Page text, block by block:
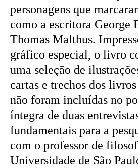
personagens que
como a escritora George
Thomas Malthus.
gráfico especial, o livro
uma seleção de
cartas e trechos dos
não foram incluídas no
íntegra de duas
fundamentais para a
com o professor de
Universidade de São